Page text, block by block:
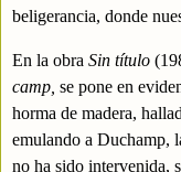
beligerancia, donde
En la obra Sin título (
camp, se pone en
horma de madera,
emulando a Duchamp,
no ha sido intervenida,